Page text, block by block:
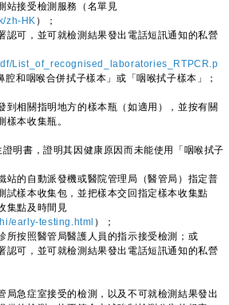
站接受檢測服務（名單見
zh-HK ）；
認可，並可就檢測結果發出電話短訊通知的私營
List_of_recognised_laboratories_RTPCR.p
和咽喉合併拭子樣本」或「咽喉拭子樣本」；
到相關指明地方的樣本瓶（如適用），並按有關
樣本收集瓶。
證明書，證明其因健康原因而未能使用「咽喉拭子
站的自動派發機或醫院管理局（醫管局）指定普
試樣本收集包，並把樣本交回指定樣本收集點
集點及時間見
early-testing.html ）；
所按照醫管局醫護人員的指示接受檢測；或
認可，並可就檢測結果發出電話短訊通知的私營
急症室接受的檢測，以及不可就檢測結果發出